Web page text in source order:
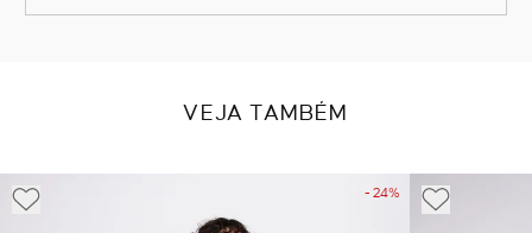
VEJA TAMBÉM
- 24%